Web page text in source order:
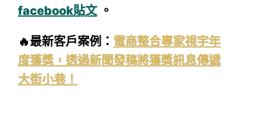
facebook貼文 。
🔥最新客戶案例： 電商整合專家視宇年
度獲獎，透過新聞發稿將獲獎訊息傳遞
大街小巷！